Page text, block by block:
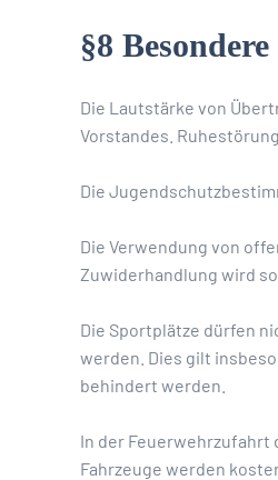
§8
Die Lautstärke von
Vorstandes.
Die
Die Verwendung von
Zuwiderhandlung wird
Die Sportplätze dürfen
werden. Dies gilt
behindert werden.
In der Feuerwehrzufahrt
Fahrzeuge werden